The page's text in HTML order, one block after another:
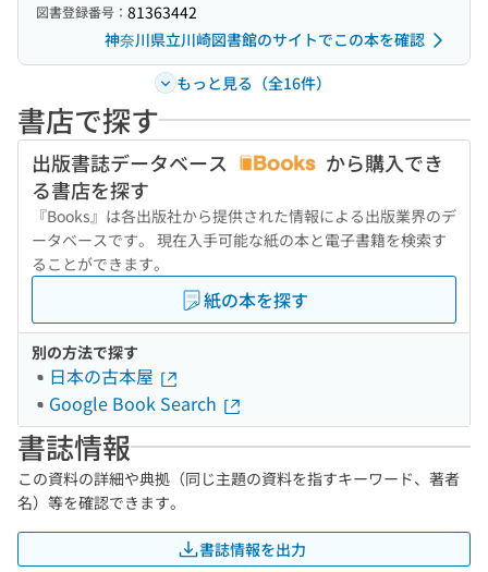
図書登録番号： 81363442
神奈川県立川崎図書館のサイトでこの本を確認
もっと見る（全16件）
書店で探す
出版書誌データベース
から購入でき
る書店を探す
『Books』は各出版社から提供された情報による出版業界のデ
ータベースです。 現在入手可能な紙の本と電子書籍を検索す
ることができます。
紙の本を探す
別の方法で探す
日本の古本屋
Google Book Search
書誌情報
この資料の詳細や典拠（同じ主題の資料を指すキーワード、著者
名）等を確認できます。
書誌情報を出力